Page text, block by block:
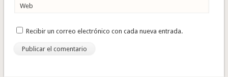
Web
Recibir un correo electrónico con cada nueva entrada.